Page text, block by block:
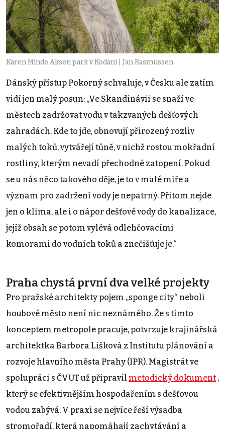
Karen Minde Aksen park v Kodani | Jan Rasmussen
Dánský přístup Pokorný schvaluje, v Česku ale zatím
vidí jen malý posun: „Ve Skandinávii se snaží ve
městech zadržovat vodu v takzvaných dešťových
zahradách. Kde to jde, obnovují přirozený rozliv
malých toků, vytvářejí tůně, v nichž rostou mokřadní
rostliny, kterým nevadí přechodné zatopení. Pokud
se u nás něco takového děje, je to v malé míře a
význam pro zadržení vody je nepatrný. Přitom nejde
jen o klima, ale i o nápor dešťové vody do kanalizace,
jejíž obsah se potom vylévá odlehčovacími
komorami do vodních toků a znečišťuje je.“
Praha chystá první dva velké projekty
Pro pražské architekty pojem „sponge city“ neboli
houbové město není nic neznámého. Že s tímto
konceptem metropole pracuje, potvrzuje krajinářská
architektka Barbora Lišková z Institutu plánování a
rozvoje hlavního města Prahy (IPR). Magistrát ve
spolupráci s ČVUT už připravil metodický dokument ,
který se efektivnějším hospodařením s dešťovou
vodou zabývá. V praxi se nejvíce řeší výsadba
stromořadí, která napomáhají zachytávání a